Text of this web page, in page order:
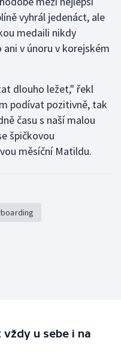
vyhrál jedenáct, ale
medaili nikdy
v únoru v korejském
dlouho ležet," řekl
podívat pozitivně, tak
času s naší malou
špičkovou
měsíční Matildu.
u sebe i na